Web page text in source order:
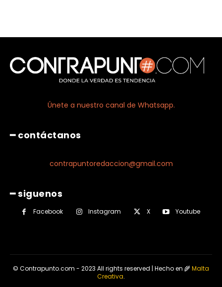
Únete a nuestro canal de Whatsapp.
━ contáctanos
contrapuntoredaccion@gmail.com
━ siguenos
Facebook Instagram X Youtube
© Contrapunto.com - 2023 All rights reserved | Hecho en 🌾Malta
Creativa.